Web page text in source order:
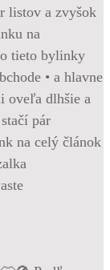
listov a zvyšok
na
tieto bylinky
• a hlavne
oveľa dlhšie a
pár
na celý článok